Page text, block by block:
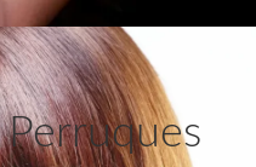
Perruques